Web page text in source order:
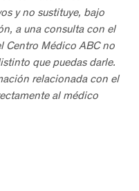
y no sustituye, bajo
a una consulta con el
Centro Médico ABC no
que puedas darle.
relacionada con el
al médico